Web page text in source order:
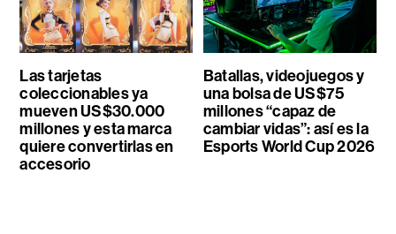
Las tarjetas
coleccionables ya
mueven US$30.000
millones y esta marca
quiere convertirlas en
accesorio
Batallas, videojuegos y
una bolsa de US$75
millones “capaz de
cambiar vidas”: así es la
Esports World Cup 2026